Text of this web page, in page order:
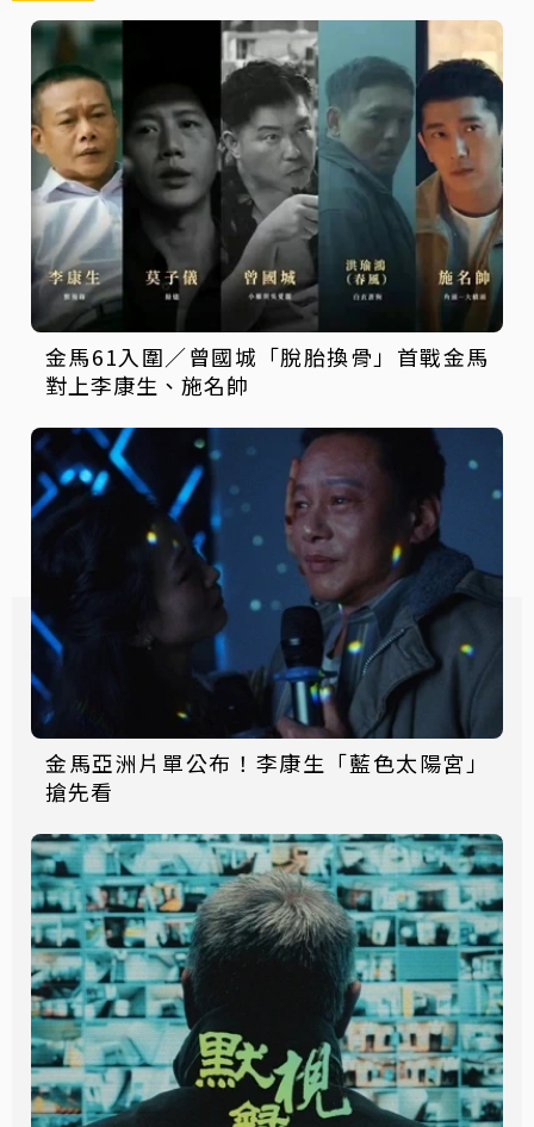
金馬61入圍／曾國城「脫胎換骨」首戰金馬
對上李康生、施名帥
金馬亞洲片單公布！李康生「藍色太陽宮」
搶先看